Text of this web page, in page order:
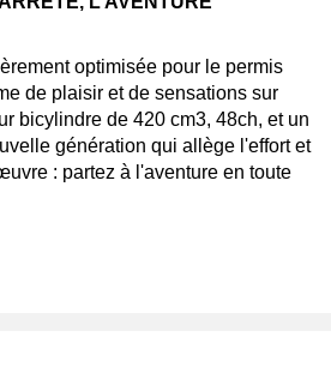
optimisée pour le permis
de plaisir et de sensations sur
bicylindre de 420 cm3, 48ch, et un
génération qui allège l'effort et
: partez à l'aventure en toute